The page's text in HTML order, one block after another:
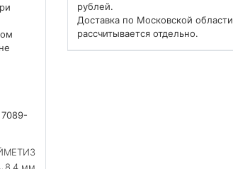
рублей.
Доставка по Московской области
рассчитывается отдельно.